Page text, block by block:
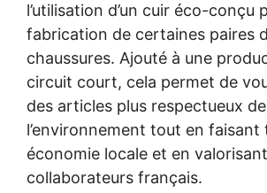
l’utilisation d’un cuir éco-conçu
fabrication de certaines paires
chaussures. Ajouté à une
circuit court, cela permet de
des articles plus respectueux de
l’environnement tout en faisant
économie locale et en
collaborateurs français.